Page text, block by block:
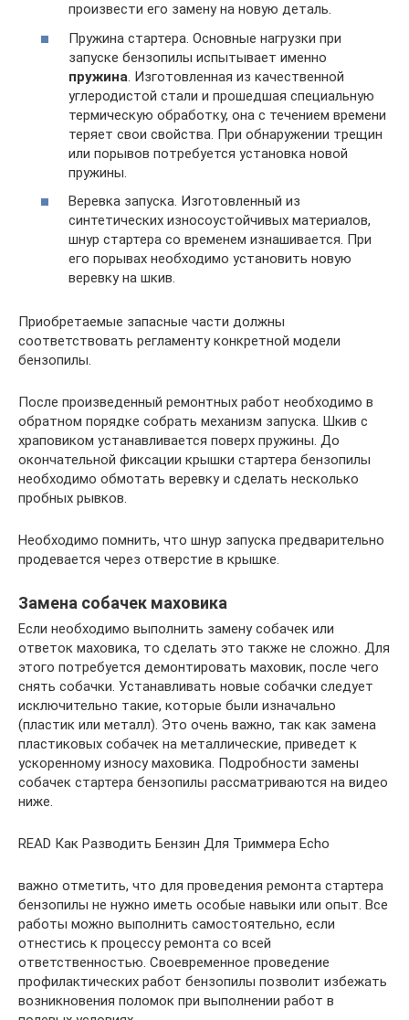
произвести его замену на новую деталь.
Пружина стартера. Основные нагрузки при
запуске бензопилы испытывает именно
пружина. Изготовленная из качественной
углеродистой стали и прошедшая специальную
термическую обработку, она с течением времени
теряет свои свойства. При обнаружении трещин
или порывов потребуется установка новой
пружины.
Веревка запуска. Изготовленный из
синтетических износоустойчивых материалов,
шнур стартера со временем изнашивается. При
его порывах необходимо установить новую
веревку на шкив.
Приобретаемые запасные части должны
соответствовать регламенту конкретной модели
бензопилы.
После произведенный ремонтных работ необходимо в
обратном порядке собрать механизм запуска. Шкив с
храповиком устанавливается поверх пружины. До
окончательной фиксации крышки стартера бензопилы
необходимо обмотать веревку и сделать несколько
пробных рывков.
Необходимо помнить, что шнур запуска предварительно
продевается через отверстие в крышке.
Замена собачек маховика
Если необходимо выполнить замену собачек или
ответок маховика, то сделать это также не сложно. Для
этого потребуется демонтировать маховик, после чего
снять собачки. Устанавливать новые собачки следует
исключительно такие, которые были изначально
(пластик или металл). Это очень важно, так как замена
пластиковых собачек на металлические, приведет к
ускоренному износу маховика. Подробности замены
собачек стартера бензопилы рассматриваются на видео
ниже.
READ Как Разводить Бензин Для Триммера Echo
важно отметить, что для проведения ремонта стартера
бензопилы не нужно иметь особые навыки или опыт. Все
работы можно выполнить самостоятельно, если
отнестись к процессу ремонта со всей
ответственностью. Своевременное проведение
профилактических работ бензопилы позволит избежать
возникновения поломок при выполнении работ в